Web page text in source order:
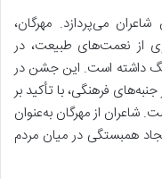
می‌پردازد. مهرگان،
از نعمت‌های طبیعت، در
داشته است. این جشن در
فرهنگی، با تأکید بر
شاعران از مهرگان به‌عنوان
همبستگی در میان مردم